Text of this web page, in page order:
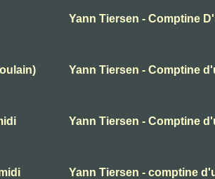
Yann Tiersen - Comptine
Yann Tiersen - Comptine
Yann Tiersen - Comptine
Yann Tiersen - comptine